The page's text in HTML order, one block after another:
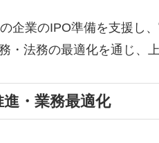
企業のIPO準備を支援し
・法務の最適化を通じ、
進・業務最適化